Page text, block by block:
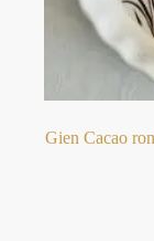
Gien Cacao